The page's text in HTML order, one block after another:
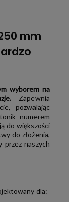
mm
wyborem na
Zapewnia
pozwalając
numerem
do większości
do złożenia,
naszych
dla: